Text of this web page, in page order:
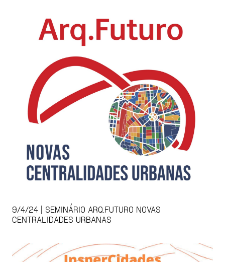
9/4/24 | SEMINÁRIO ARQ.FUTURO NOVAS
CENTRALIDADES URBANAS